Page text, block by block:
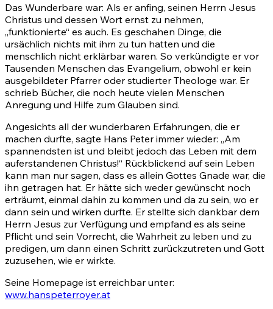
Das Wunderbare war: Als er anfing, seinen Herrn Jesus
Christus und dessen Wort ernst zu nehmen,
„funktionierte“ es auch. Es geschahen Dinge, die
ursächlich nichts mit ihm zu tun hatten und die
menschlich nicht erklärbar waren. So verkündigte er vor
Tausenden Menschen das Evangelium, obwohl er kein
ausgebildeter Pfarrer oder studierter Theologe war. Er
schrieb Bücher, die noch heute vielen Menschen
Anregung und Hilfe zum Glauben sind.
Angesichts all der wunderbaren Erfahrungen, die er
machen durfte, sagte Hans Peter immer wieder: „Am
spannendsten ist und bleibt jedoch das Leben mit dem
auferstandenen Christus!“ Rückblickend auf sein Leben
kann man nur sagen, dass es allein Gottes Gnade war, die
ihn getragen hat. Er hätte sich weder gewünscht noch
erträumt, einmal dahin zu kommen und da zu sein, wo er
dann sein und wirken durfte. Er stellte sich dankbar dem
Herrn Jesus zur Verfügung und empfand es als seine
Pflicht und sein Vorrecht, die Wahrheit zu leben und zu
predigen, um dann einen Schritt zurückzutreten und Gott
zuzusehen, wie er wirkte.
Seine Homepage ist erreichbar unter:
www.hanspeterroyer.at